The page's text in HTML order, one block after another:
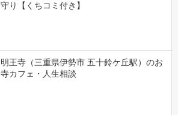
守り【くちコミ付き】
明王寺（三重県伊勢市 五十鈴ケ丘駅）のお
寺カフェ・人生相談